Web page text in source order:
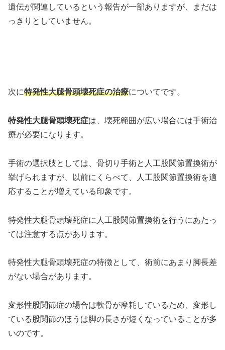
遺伝が関連しているという報告が一部ありますが、まだは
っきりとしていません。
次に特発性大腿骨頭壊死症の治療についてです。
特発性大腿骨頭壊死症は、壊死範囲が広い場合には手術治
療が必要になります。
手術の選択肢としては、骨切り手術と人工股関節置換術が
挙げられますが、以前にくらべて、人工股関節置換術を適
応することが増えている印象です。
特発性大腿骨頭壊死症に人工股関節置換術を行うにあたっ
ては注意する点があります。
特発性大腿骨頭壊死症の特徴として、術前にあまり脚長差
がない場合があります。
変形性股関節症の場合は軟骨が摩耗しているため、変形し
ている股関節のほうは脚の長さが短くなっていることが多
いのです。